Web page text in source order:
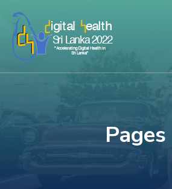
Skip
content
Pages